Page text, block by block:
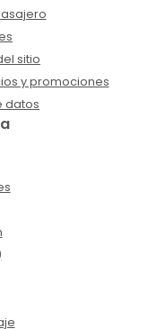
sitio
y promociones
datos